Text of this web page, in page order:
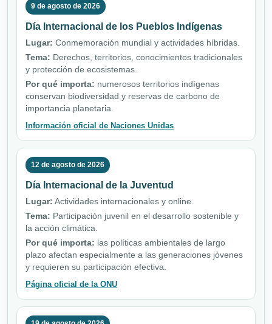
9 de agosto de 2026
Día Internacional de los Pueblos Indígenas
Lugar: Conmemoración mundial y actividades híbridas.
Tema: Derechos, territorios, conocimientos tradicionales
y protección de ecosistemas.
Por qué importa: numerosos territorios indígenas
conservan biodiversidad y reservas de carbono de
importancia planetaria.
Información oficial de Naciones Unidas
12 de agosto de 2026
Día Internacional de la Juventud
Lugar: Actividades internacionales y online.
Tema: Participación juvenil en el desarrollo sostenible y
la acción climática.
Por qué importa: las políticas ambientales de largo
plazo afectan especialmente a las generaciones jóvenes
y requieren su participación efectiva.
Página oficial de la ONU